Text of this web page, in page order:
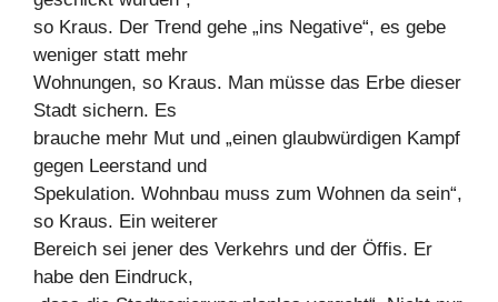
so Kraus. Der Trend gehe „ins Negative“, es gebe
weniger statt mehr
Wohnungen, so Kraus. Man müsse das Erbe dieser
Stadt sichern. Es
brauche mehr Mut und „einen glaubwürdigen Kampf
gegen Leerstand und
Spekulation. Wohnbau muss zum Wohnen da sein“,
so Kraus. Ein weiterer
Bereich sei jener des Verkehrs und der Öffis. Er
habe den Eindruck,